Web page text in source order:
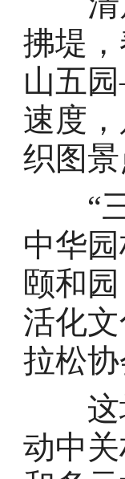
拂堤
山五
速度
织图
“三
中华
颐和
活化
拉松协
这场
动中